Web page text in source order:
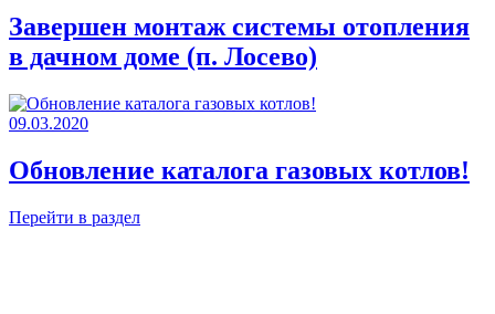
Завершен монтаж системы отопления
в дачном доме (п. Лосево)
09.03.2020
Обновление каталога газовых котлов!
Перейти в раздел